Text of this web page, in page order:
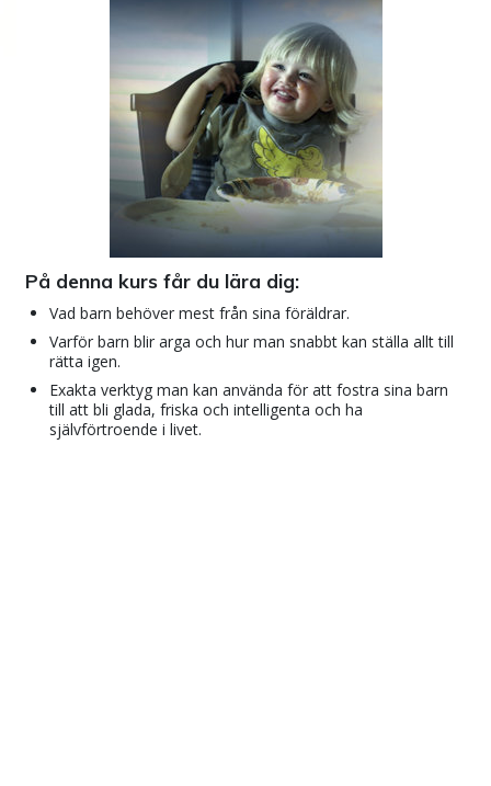
På denna kurs får du lära dig:
Vad barn behöver mest från sina föräldrar.
Varför barn blir arga och hur man snabbt kan ställa allt till
rätta igen.
Exakta verktyg man kan använda för att fostra sina barn
till att bli glada, friska och intelligenta och ha
självförtroende i livet.